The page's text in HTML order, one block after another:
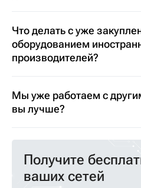
Что делать с уже
оборудованием
производителей?
Мы уже работаем с
вы лучше?
Получите
ваших сетей